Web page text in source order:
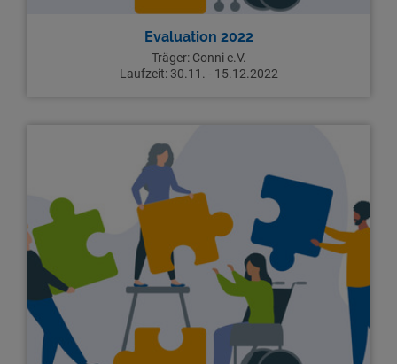
Evaluation 2022
Träger: Conni e.V.
Laufzeit: 30.11. - 15.12.2022